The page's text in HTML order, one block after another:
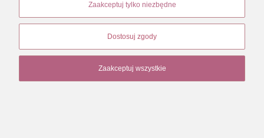
Zaakceptuj tylko niezbędne
Dostosuj zgody
Zaakceptuj wszystkie